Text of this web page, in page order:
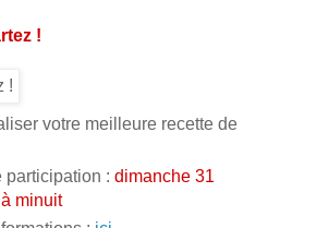
!
votre meilleure recette de
participation : dimanche 31
minuit